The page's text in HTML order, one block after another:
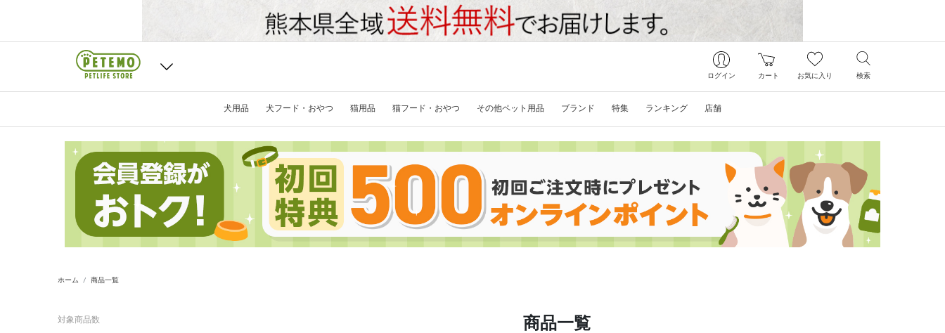
ログイン カート お気に入り 検索
犬用品 犬フード・おやつ 猫用品 猫フード・おやつ その他ペット用品 ブランド 特集 ランキング 店舗
ホーム 商品一覧
対象商品数 商品一覧